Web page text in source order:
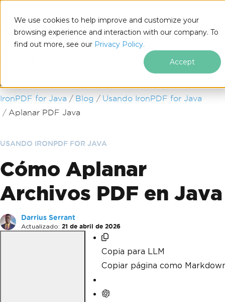
We use cookies to help improve and customize your
browsing experience and interaction with our company. To
find out more, see our Privacy Policy.
Accept
Saltar al pie de página
IronPDF for Java Blog
Usando IronPDF for Java
Aplanar PDF Java
USANDO IRONPDF FOR JAVA
Cómo Aplanar
Archivos PDF en Java
Darrius Serrant
Actualizado: 21 de abril de 2026
Copia para LLM
Copiar página como